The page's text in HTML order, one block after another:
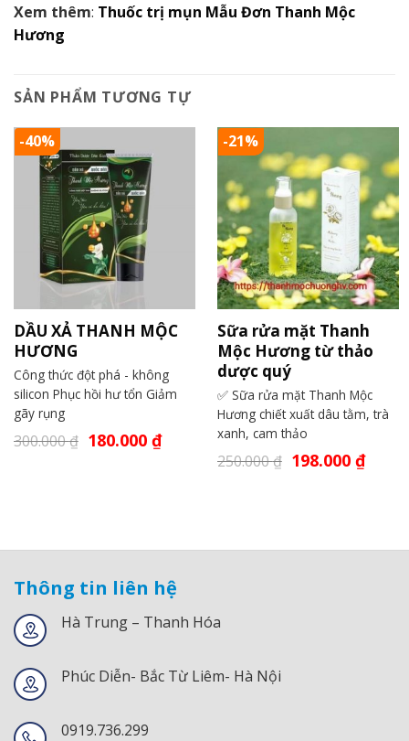
Xem thêm: Thuốc trị mụn Mẫu Đơn Thanh Mộc
Hương
SẢN PHẨM TƯƠNG TỰ
-40%
DẦU XẢ THANH MỘC
HƯƠNG
Công thức đột phá - không
silicon Phục hồi hư tổn Giảm
gãy rụng
300.000₫ 180.000 ₫
-21%
Sữa rửa mặt Thanh
Mộc Hương từ thảo
dược quý
✅ Sữa rửa mặt Thanh Mộc
Hương chiết xuất dâu tằm, trà
xanh, cam thảo
250.000₫ 198.000 ₫
Thông tin liên hệ
Hà Trung – Thanh Hóa
Phúc Diễn- Bắc Từ Liêm- Hà Nội
0919.736.299